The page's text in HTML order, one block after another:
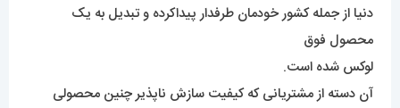
دنیا از جمله کشور خودمان طرفدار پیداکرده و تبدیل به یک
محصول فوق
لوکس شده است.
آن دسته از مشتریانی که کیفیت سازش ناپذیر چنین محصولی